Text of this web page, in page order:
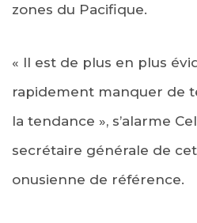
zones du Pacifique.
« Il est de plus en plus
rapidement manquer de
la tendance », s’alarme
secrétaire générale de
onusienne de référence.